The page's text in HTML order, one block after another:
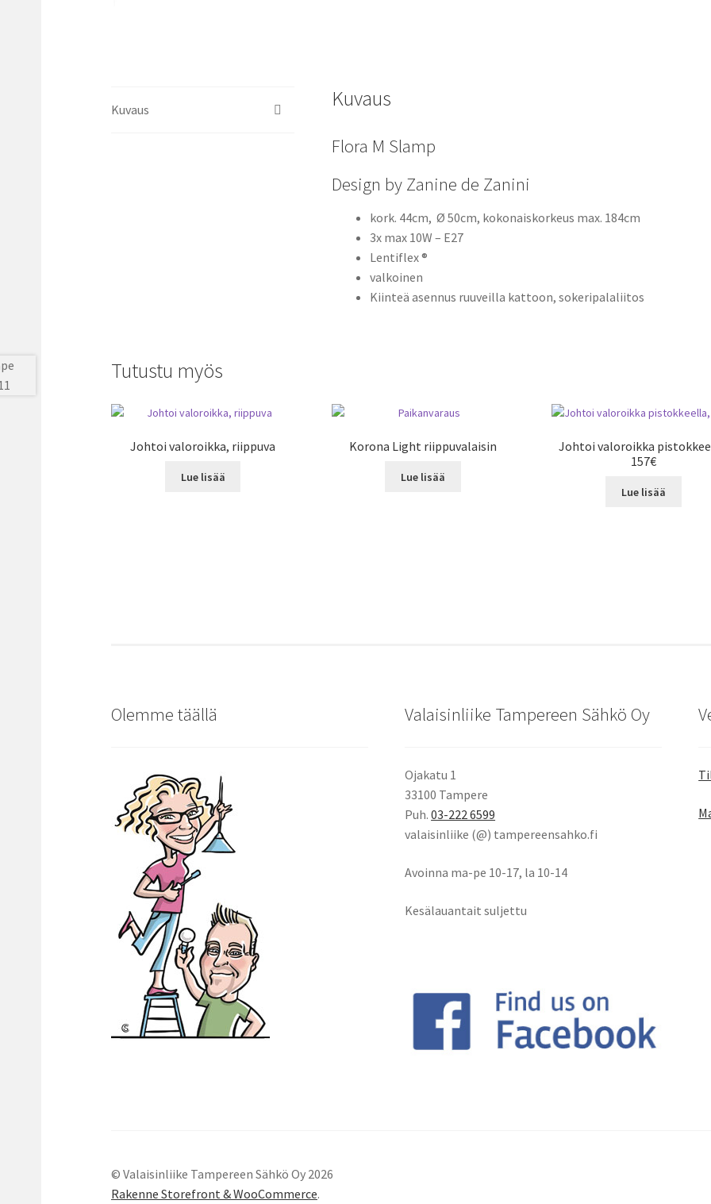
Kuvaus Kuvaus
Flora M Slamp
Design by Zanine de Zanini
kork. 44cm, Ø 50cm, kokonaiskorkeus max. 184cm
3x max 10W – E27
Lentiflex ®
valkoinen
Kiinteä asennus ruuveilla kattoon, sokeripalaliitos
Tutustu myös
Johtoi valoroikka, riippuva
Lue lisää
Korona Light riippuvalaisin
Lue lisää
Johtoi valoroikka
157€
Lue lisää
Olemme täällä Valaisinliike Tampereen Sähkö Oy
Ojakatu 1
33100 Tampere
Puh.03-222 6599
valaisinliike (@) tampereensahko.fi
Avoinna ma-pe 10-17, la 10-14
Kesälauantait suljettu
© Valaisinliike Tampereen Sähkö Oy 2026
Rakenne Storefront & WooCommerce.